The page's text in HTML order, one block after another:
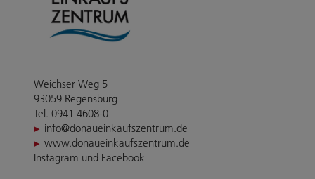
Weichser Weg 5
93059 Regensburg
Tel. 0941 4608-0
info@donaueinkaufszentrum.de
www.donaueinkaufszentrum.de
Instagram und Facebook